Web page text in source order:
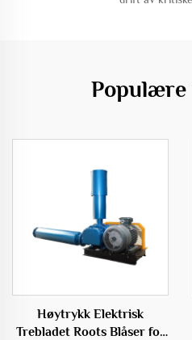
Populære
Høytrykk Elektrisk
Trebladet Roots Blåser for